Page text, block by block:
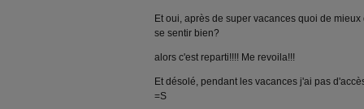
Et oui, après de super vacances quoi de
se sentir bien?
alors c'est reparti!!!! Me revoila!!!
Et désolé, pendant les vacances j'ai pas
=S